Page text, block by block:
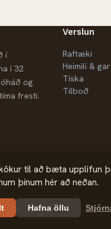
í
í 32
og
fresti.
Verslun
Raftæki
Heimili &
Tíska
Tilboð
Lagalegt
til að bæta upplifun
þínum hér að neðan.
Hafna öllu